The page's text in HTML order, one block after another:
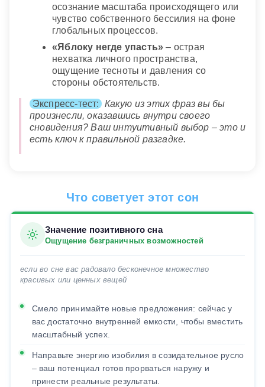
осознание масштаба происходящего или
чувство собственного бессилия на фоне
глобальных процессов.
«Яблоку негде упасть» – острая
нехватка личного пространства,
ощущение тесноты и давления со
стороны обстоятельств.
Экспресс-тест:
Какую из этих фраз вы бы
произнесли, оказавшись внутри своего
сновидения? Ваш интуитивный выбор – это и
есть ключ к правильной разгадке.
Что советует этот сон
Значение позитивного сна
Ощущение безграничных возможностей
если во сне вас радовало бесконечное множество
красивых или ценных вещей
Смело принимайте новые предложения: сейчас у
вас достаточно внутренней емкости, чтобы вместить
масштабный успех.
Направьте энергию изобилия в созидательное русло
– ваш потенциал готов прорваться наружу и
принести реальные результаты.